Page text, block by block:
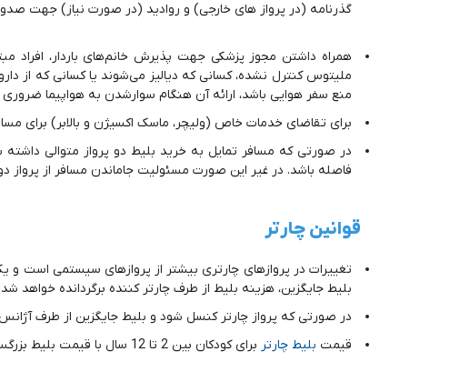
گذرنامه (در پرواز های خارجی) و روادید (در صورت نیاز) جهت صدور
همراه داشتن مجوز پزشکی جهت پذیرش خانم‌های باردار، افراد
ملیتوس کنترل نشده، کسانی که دیالیز می‌شوند یا کسانی که از
منع سفر هوایی باشد، ارائه آن هنگام سوارشدن به هواپیما
برای تقاضای خدمات خاص (ولیچر، ماسک اکسیژن و بالابر) برای
فاصله باشد. در غیر این صورت مسئولیت جاماندن مسافر از پرواز
قوانین چارتر
تغییرات در پروازهای چارتری بیشتر از پروازهای سیستمی است
بلیط جایگزین، هزینه بلیط از طرف چارتر کننده برگردانده خواهد شد.
در صورتی که پرواز چارتر کنسل شود و بلیط جایگزین از طرف
قیمت بلیط چارتر برای کودکان بین 2 تا 12 سال با قیمت بلیط بزرگسال تفاوتی نمی‌کند.